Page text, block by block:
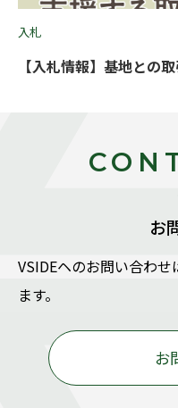
入札
【入札情報】基地との
お
VSIDEヘのお問い合わ
ます。
お